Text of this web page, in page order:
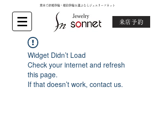
熊本で結婚指輪・婚約指輪を選ぶならジュエリーソネット
来店予約
Widget Didn’t Load
Check your internet and refresh
this page.
If that doesn’t work, contact us.